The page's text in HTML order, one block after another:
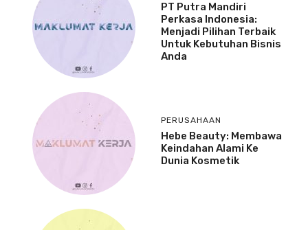
PT Putra Mandiri
Perkasa Indonesia:
Menjadi Pilihan Terbaik
Untuk Kebutuhan Bisnis
Anda
PERUSAHAAN
Hebe Beauty: Membawa
Keindahan Alami Ke
Dunia Kosmetik